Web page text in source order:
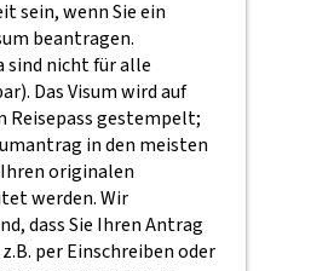
sein, wenn Sie ein
beantragen.
sind nicht für alle
Das Visum wird auf
Reisepass gestempelt;
in den meisten
originalen
werden. Wir
dass Sie Ihren Antrag
per Einschreiben oder